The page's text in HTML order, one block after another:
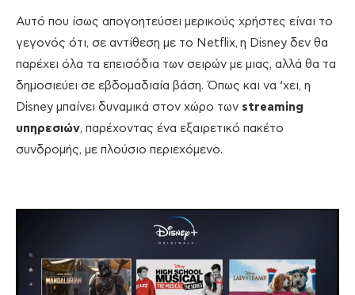
Αυτό που ίσως απογοητεύσει μερικούς χρήστες είναι το
γεγονός ότι, σε αντίθεση με το Netflix, η Disney δεν θα
παρέχει όλα τα επεισόδια των σειρών με μιας, αλλά θα τα
δημοσιεύει σε εβδομαδιαία βάση. Όπως και να ‘χει, η
Disney μπαίνει δυναμικά στον χώρο των streaming
υπηρεσιών, παρέχοντας ένα εξαιρετικό πακέτο
συνδρομής, με πλούσιο περιεχόμενο.